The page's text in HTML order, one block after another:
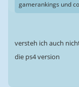
gamerankings und
versteh ich auch
die ps4 version